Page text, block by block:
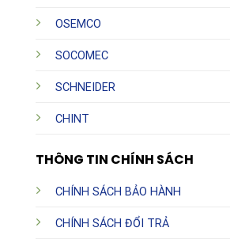
OSEMCO
SOCOMEC
SCHNEIDER
CHINT
THÔNG TIN CHÍNH SÁCH
CHÍNH SÁCH BẢO HÀNH
CHÍNH SÁCH ĐỔI TRẢ